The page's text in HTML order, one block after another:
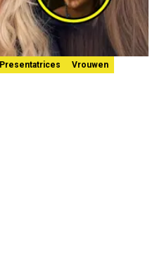
Presentatrices
Vrouwen